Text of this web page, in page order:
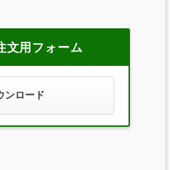
文用フォーム
ンロード